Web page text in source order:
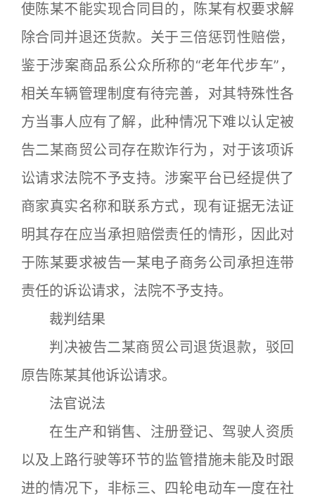
使陈某不能实现合同目的，陈某有权要求解
除合同并退还货款。关于三倍惩罚性赔偿，
鉴于涉案商品系公众所称的“老年代步车”，
相关车辆管理制度有待完善，对其特殊性各
方当事人应有了解，此种情况下难以认定被
告二某商贸公司存在欺诈行为，对于该项诉
讼请求法院不予支持。涉案平台已经提供了
商家真实名称和联系方式，现有证据无法证
明其存在应当承担赔偿责任的情形，因此对
于陈某要求被告一某电子商务公司承担连带
责任的诉讼请求，法院不予支持。
裁判结果
判决被告二某商贸公司退货退款，驳回
原告陈某其他诉讼请求。
法官说法
在生产和销售、注册登记、驾驶人资质
以及上路行驶等环节的监管措施未能及时跟
进的情况下，非标三、四轮电动车一度在社